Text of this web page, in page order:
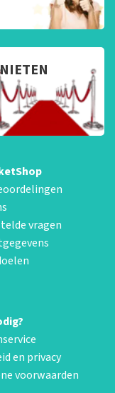
vragen
en privacy
voorwaarden